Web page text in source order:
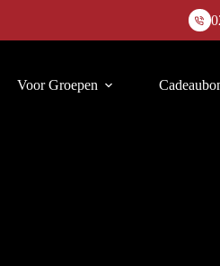
Voor Groepen